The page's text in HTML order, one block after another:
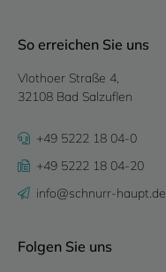
So erreichen Sie uns
Vlothoer Straße 4,
32108 Bad Salzuflen
+49 5222 18 04-0
+49 5222 18 04-20
info@schnurr-haupt.de
Folgen Sie uns